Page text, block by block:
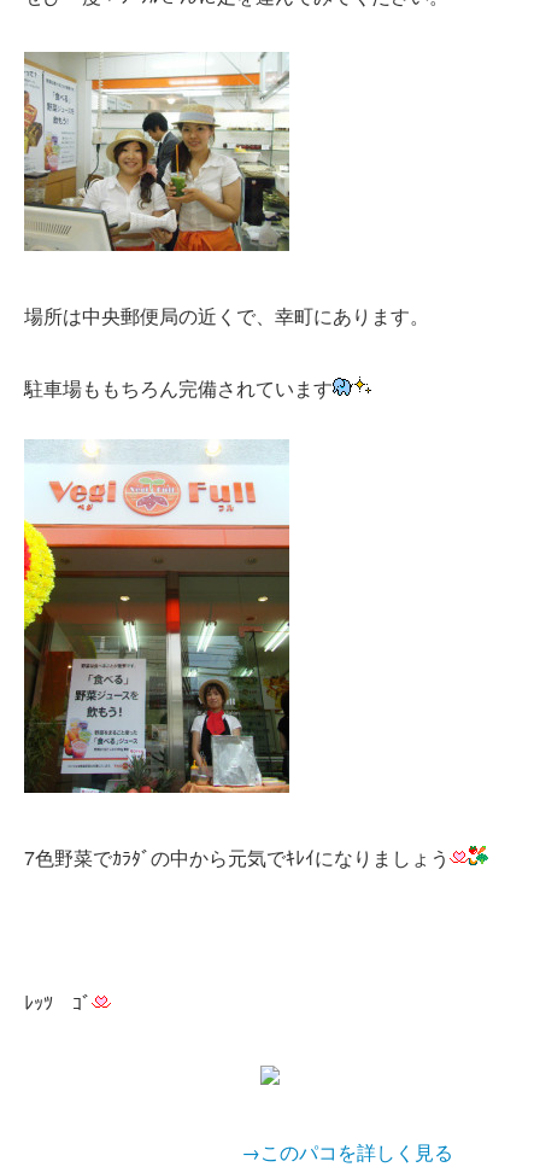
場所は中央郵便局の近くで、幸町にあります。
駐車場ももちろん完備されています
7色野菜でｶﾗﾀﾞの中から元気でｷﾚｲになりましょう
ﾚｯﾂ ｺﾞ
→このパコを詳しく見る